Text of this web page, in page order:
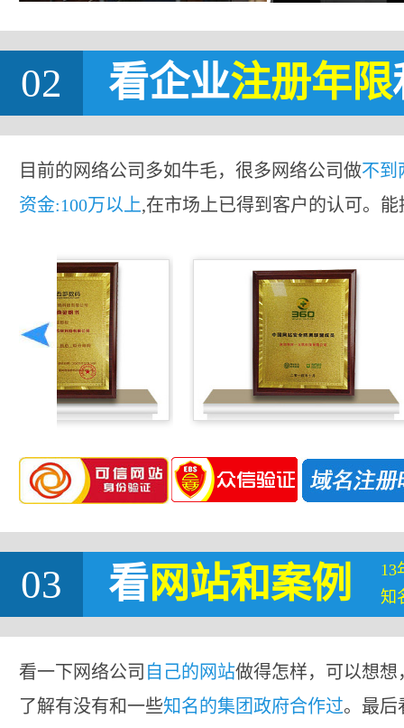
02 看企业注册年限
目前的网络公司多如牛毛，很多网络公司做不到
资金:100万以上,在市场上已得到客户的认可。
03 看网站和案例
13
知
看一下网络公司 自己的网站做得怎样，可以想
了解有没有和一些知名的集团政府合作过。最后